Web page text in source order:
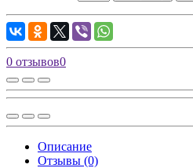
0 отзывов0
Описание
Отзывы (0)